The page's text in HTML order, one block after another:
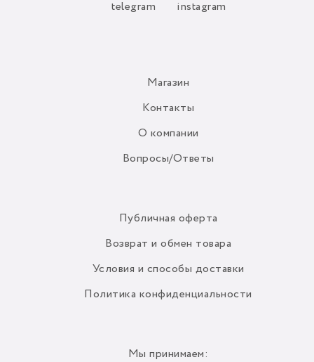
telegram instagram
Магазин
Контакты
О компании
Вопросы/Ответы
Публичная оферта
Возврат и обмен товара
Условия и способы доставки
Политика конфиденциальности
Мы принимаем: